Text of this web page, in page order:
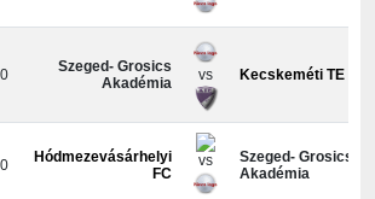
Szeged- Grosics
Akadémia
vs Kecskeméti TE
Hódmezevásárhelyi
FC
vs
Szeged- Grosics
Akadémia